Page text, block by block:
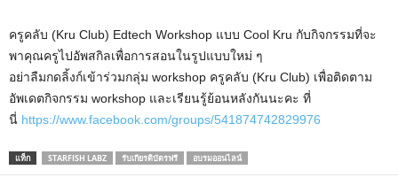
ครูคลับ (Kru Club) Edtech Workshop แบบ Cool Kru กับกิจกรรมที่จะ
พาคุณครูไปอัพสกิลเพื่อการสอนในรูปแบบใหม่ ๆ
อย่าลืมกดลิ้งก์เข้าร่วมกลุ่ม workshop ครูคลับ (Kru Club) เพื่อติดตาม
อัพเดตกิจกรรม workshop และเรียนรู้ย้อนหลังกันนะคะ ที่
นี่ https://www.facebook.com/groups/541874742829976
แท็ก STARFISH LABZ รับเกียรติบัตรฟรี อบรมออนไลน์